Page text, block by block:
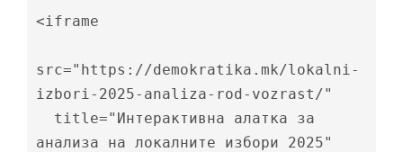
<iframe
src="https://demokratika.mk/lokalni-
izbori-2025-analiza-rod-vozrast/"
анализа на локалните избори 2025"